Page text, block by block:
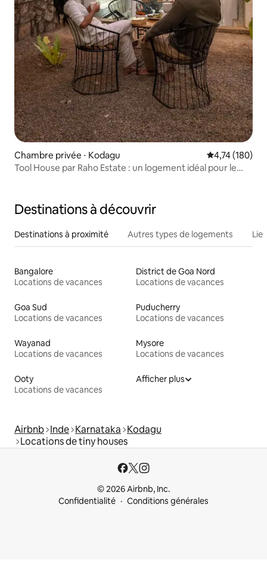
Chambre privée ⋅ Kodagu Évaluation
4,74 (180)
Tool House par Raho Estate : un logement idéal pour le
Destinations à découvrir
Destinations à proximité Autres types de logements
Bangalore
Locations de vacances
District de Goa Nord
Locations de vacances
Goa Sud
Locations de vacances
Puducherry
Locations de vacances
Wayanad
Locations de vacances
Mysore
Locations de vacances
Ooty
Locations de vacances
Afficher plus
Airbnb Inde Karnataka Kodagu
Locations de tiny houses
© 2026 Airbnb, Inc.
Confidentialité
Conditions générales